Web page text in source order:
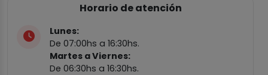
Horario de atención
Lunes:
De 07:00hs a 16:30hs.
Martes a Viernes:
De 06:30hs a 16:30hs.